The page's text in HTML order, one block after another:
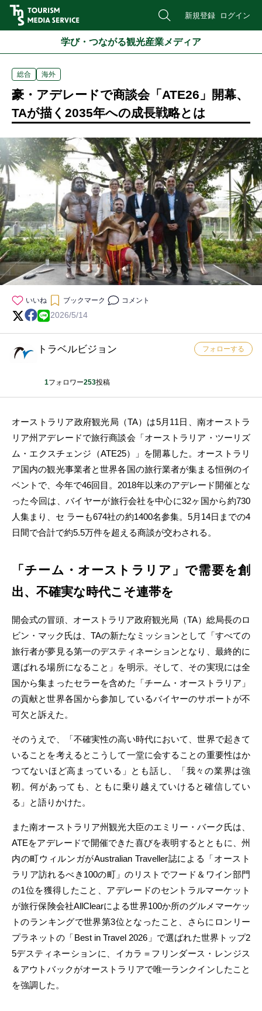
新規登録 ログイン
学び・つながる観光産業メディア
総合 海外
豪・アデレードで商談会「ATE26」開幕、
TAが描く2035年への成長戦略とは
いいね ブックマーク コメント
2026/5/14
トラベルビジョン
1フォロワー253投稿
フォローする
オーストラリア政府観光局（TA）は5月11日、南オーストラ
リア州アデレードで旅行商談会「オーストラリア・ツーリズ
ム・エクスチェンジ（ATE25）」を開幕した。オーストラリ
ア国内の観光事業者と世界各国の旅行業者が集まる恒例のイ
ベントで、今年で46回目。2018年以来のアデレード開催とな
った今回は、バイヤーが旅行会社を中心に32ヶ国から約730
人集まり、セ ラーも674社の約1400名参集。5月14日までの4
日間で合計で約5.5万件を超える商談が交わされる。
「チーム・オーストラリア」で需要を創
出、不確実な時代こそ連帯を
開会式の冒頭、オーストラリア政府観光局（TA）総局長のロ
ビン・マック氏は、TAの新たなミッションとして「すべての
旅行者が夢見る第一のデスティネーションとなり、最終的に
選ばれる場所になること」を明示。そして、その実現には全
国から集まったセラーを含めた「チーム・オーストラリア」
の貢献と世界各国から参加しているバイヤーのサポートが不
可欠と訴えた。
そのうえで、「不確実性の高い時代において、世界で起きて
いることを考えるとこうして一堂に会することの重要性はか
つてないほど高まっている」とも話し、「我々の業界は強
靭。何があっても、ともに乗り越えていけると確信してい
る」と語りかけた。
また南オーストラリア州観光大臣のエミリー・バーク氏は、
ATEをアデレードで開催できた喜びを表明するとともに、州
内の町ウィルンガがAustralian Traveller誌による「オースト
ラリア訪れるべき100の町」のリストでフード＆ワイン部門
の1位を獲得したこと、アデレードのセントラルマーケット
が旅行保険会社AllClearによる世界100か所のグルメマーケッ
トのランキングで世界第3位となったこと、さらにロンリー
プラネットの「Best in Travel 2026」で選ばれた世界トップ2
5デスティネーションに、イカラ＝フリンダース・レンジス
＆アウトバックがオーストラリアで唯一ランクインしたこと
を強調した。